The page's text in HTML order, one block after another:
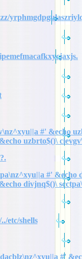
#' &echo
uzbrto$()\
#' &echo
divjnq$()\
etc/shells
#'